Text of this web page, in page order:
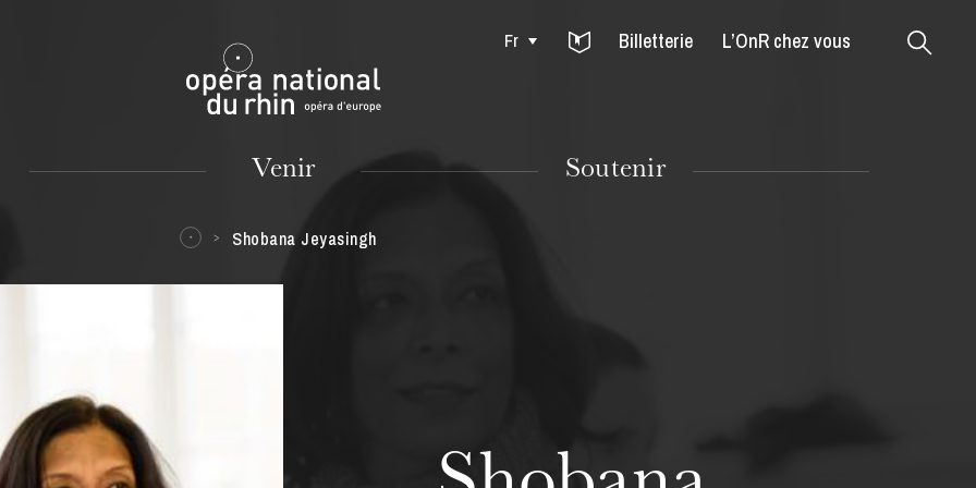
Mulhouse
Fr Billetterie L’OnR chez vous
Venir Soutenir
Shobana Jeyasingh